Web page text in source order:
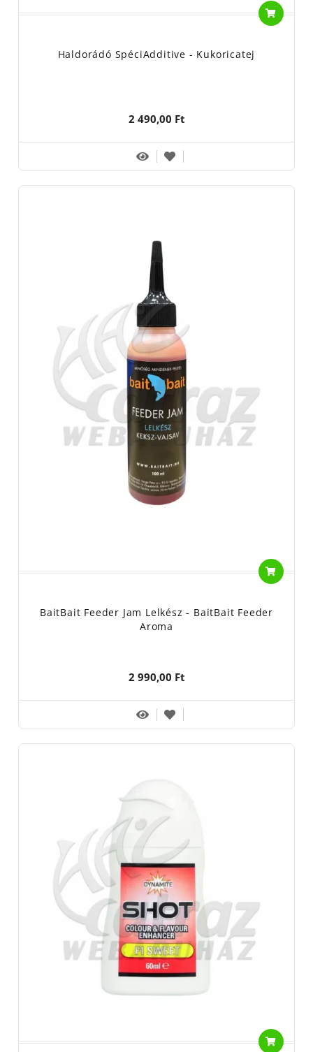
Haldorádó SpéciAdditive - Kukoricatej
2 490,00 Ft
BaitBait Feeder Jam Lelkész - BaitBait Feeder
Aroma
2 990,00 Ft